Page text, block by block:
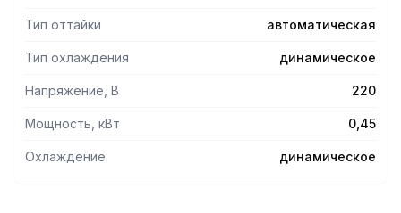
Тип оттайки автоматическая
Тип охлаждения динамическое
Напряжение, В 220
Мощность, кВт 0,45
Охлаждение динамическое